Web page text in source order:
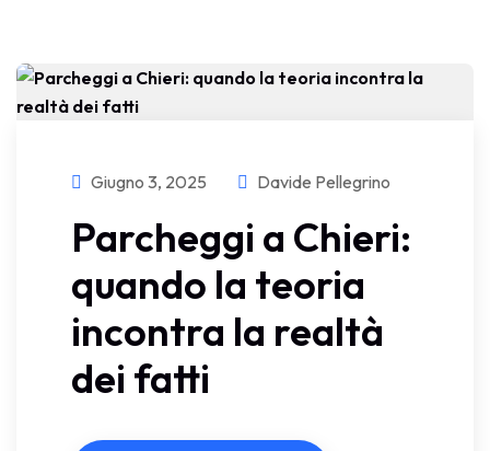
Giugno 3, 2025 Davide Pellegrino
Parcheggi a Chieri:
quando la teoria
incontra la realtà
dei fatti